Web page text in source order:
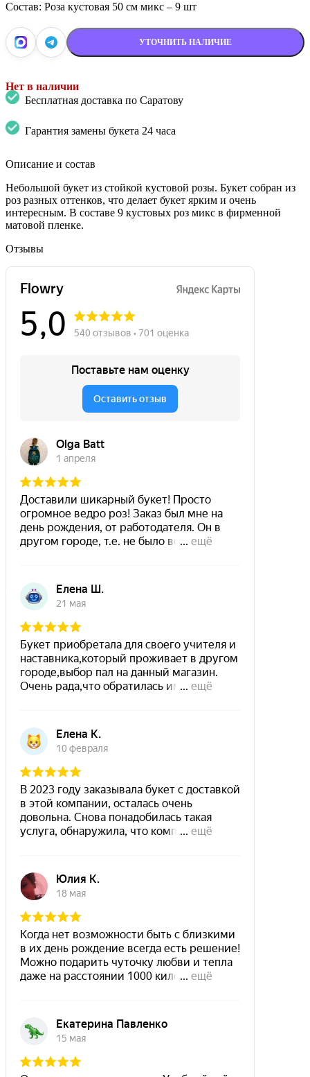
Состав: Роза кустовая 50 см микс – 9 шт
УТОЧНИТЬ НАЛИЧИЕ
Нет в наличии
Бесплатная доставка по Саратову
Гарантия замены букета 24 часа
Описание и состав
Небольшой букет из стойкой кустовой розы. Букет собран из
роз разных оттенков, что делает букет ярким и очень
интересным. В составе 9 кустовых роз микс в фирменной
матовой пленке.
Отзывы